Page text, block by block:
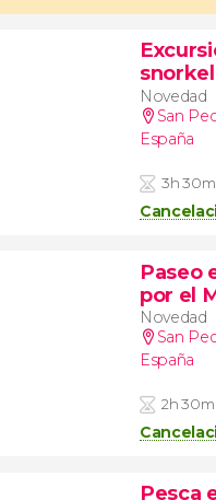
snorkel
Novedad
San
España
3h 30m
Paseo
por el
Novedad
San
España
2h 30m
Pesca